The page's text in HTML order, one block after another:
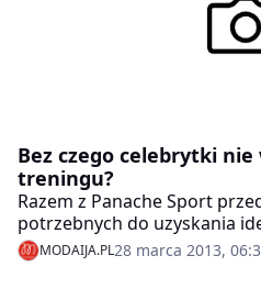
Bez czego celebrytki
treningu?
Razem z Panache Sport
potrzebnych do uzyskania
go zdjęciami gwiazd, które
biustonosz sportowy – m.in.
MODAIJA.PL28 marca 2013,